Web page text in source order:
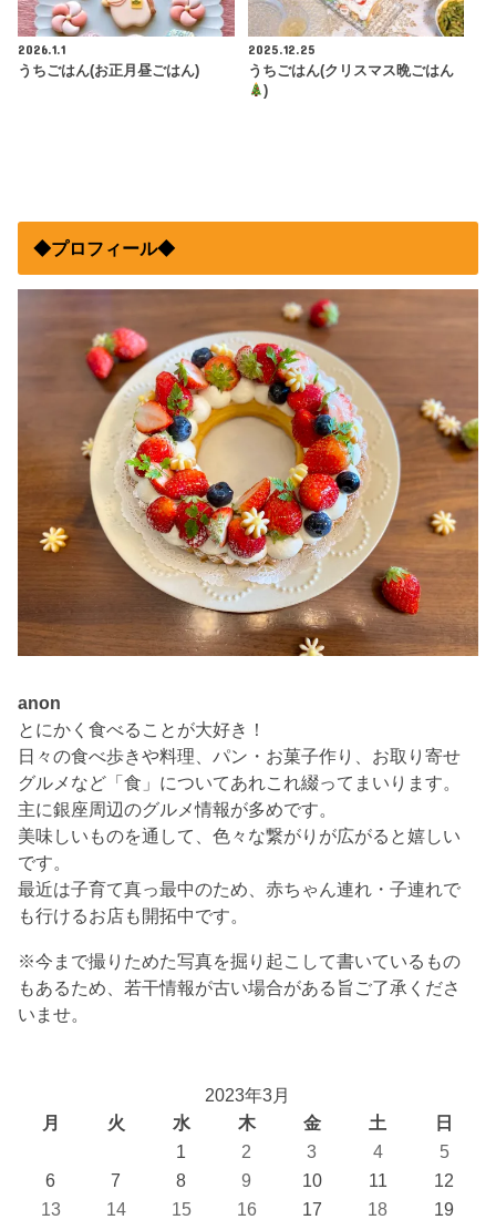
2026.1.1
うちごはん(お正月昼ごはん)
2025.12.25
うちごはん(クリスマス晩ごはん
)
◆プロフィール◆
anon
とにかく食べることが大好き！
日々の食べ歩きや料理、パン・お菓子作り、お取り寄せ
グルメなど「食」についてあれこれ綴ってまいります。
主に銀座周辺のグルメ情報が多めです。
美味しいものを通して、色々な繋がりが広がると嬉しい
です。
最近は子育て真っ最中のため、赤ちゃん連れ・子連れで
も行けるお店も開拓中です。
※今まで撮りためた写真を掘り起こして書いているもの
もあるため、若干情報が古い場合がある旨ご了承くださ
いませ。
2023年3月
月
火 水 木 金 土
日
1
2 3 4
5
6
7 8 9 10 11
12
13
14 15 16 17 18
19